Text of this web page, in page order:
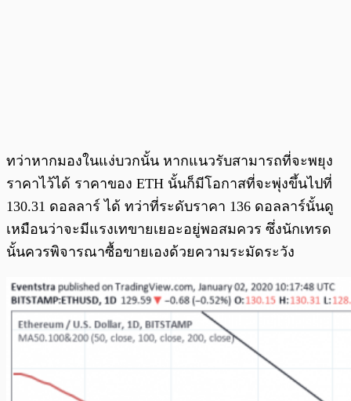
ทว่าหากมองในแง่บวกนั้น หากแนวรับสามารถที่จะพยุง
ราคาไว้ได้ ราคาของ ETH นั้นก็มีโอกาสที่จะพุ่งขึ้นไปที่
130.31 ดอลลาร์ ได้ ทว่าที่ระดับราคา 136 ดอลลาร์นั้นดู
เหมือนว่าจะมีแรงเทขายเยอะอยู่พอสมควร ซึ่งนักเทรด
นั้นควรพิจารณาซื้อขายเองด้วยความระมัดระวัง